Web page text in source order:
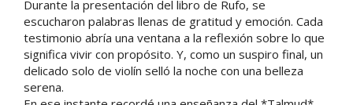
Durante la presentación del libro de Rufo, se
escucharon palabras llenas de gratitud y emoción. Cada
testimonio abría una ventana a la reflexión sobre lo que
significa vivir con propósito. Y, como un suspiro final, un
delicado solo de violín selló la noche con una belleza
serena.